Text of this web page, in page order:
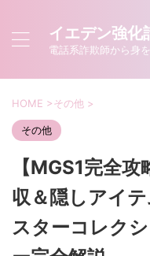
イエデン強化
電話系詐欺師から身
HOME >その他 >
その他
【MGS1完全
収＆隠しアイ
スターコレク